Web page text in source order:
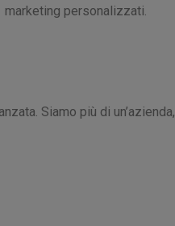
marketing personalizzati.
Siamo più di un’azienda,